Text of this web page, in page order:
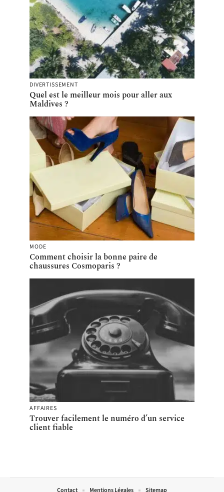
DIVERTISSEMENT
Quel est le meilleur mois pour aller aux
Maldives ?
MODE
Comment choisir la bonne paire de
chaussures Cosmoparis ?
AFFAIRES
Trouver facilement le numéro d’un service
client fiable
Contact Mentions Légales Sitemap